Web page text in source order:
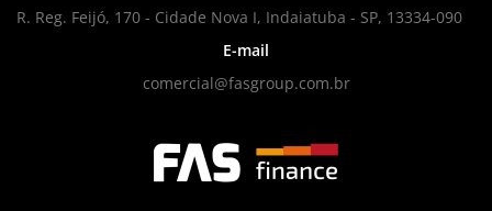
R. Reg. Feijó, 170 - Cidade Nova I, Indaiatuba - SP, 13334-090
E-mail
comercial@fasgroup.com.br